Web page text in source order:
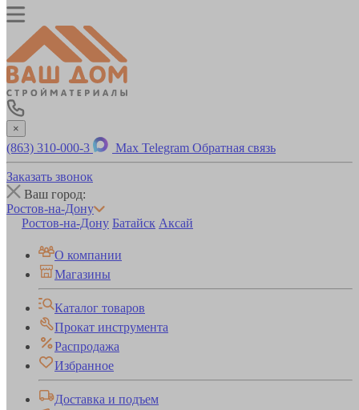
×
(863) 310-000-3 Max Telegram Обратная связь
Заказать звонок
Ваш город:
Ростов-на-Дону
Ростов-на-Дону Батайск Аксай
О компании
Магазины
Каталог товаров
Прокат инструмента
Распродажа
Избранное
Доставка и подъем